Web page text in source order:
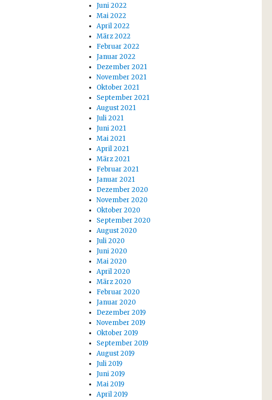
Juni 2022
Mai 2022
April 2022
März 2022
Februar 2022
Januar 2022
Dezember 2021
November 2021
Oktober 2021
September 2021
August 2021
Juli 2021
Juni 2021
Mai 2021
April 2021
März 2021
Februar 2021
Januar 2021
Dezember 2020
November 2020
Oktober 2020
September 2020
August 2020
Juli 2020
Juni 2020
Mai 2020
April 2020
März 2020
Februar 2020
Januar 2020
Dezember 2019
November 2019
Oktober 2019
September 2019
August 2019
Juli 2019
Juni 2019
Mai 2019
April 2019